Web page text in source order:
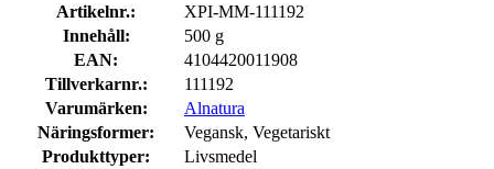
Artikelnr.:
XPI-MM-111192
Innehåll:
500 g
EAN:
4104420011908
Tillverkarnr.:
111192
Varumärken:
Alnatura
Näringsformer:
Vegansk, Vegetariskt
Produkttyper:
Livsmedel